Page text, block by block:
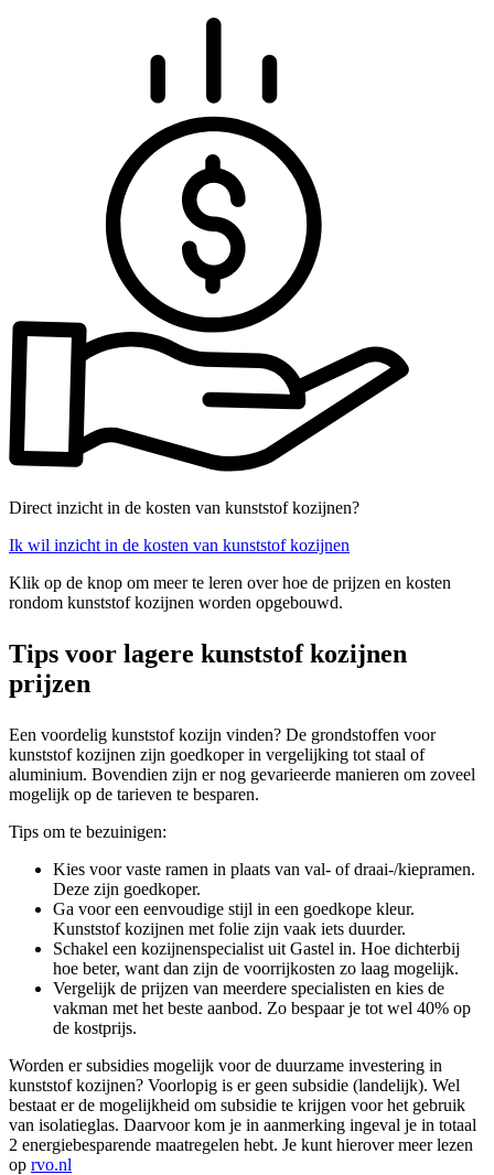
Direct inzicht in de kosten van kunststof kozijnen?
Ik wil inzicht in de kosten van kunststof kozijnen
Klik op de knop om meer te leren over hoe de prijzen en kosten
rondom kunststof kozijnen worden opgebouwd.
Tips voor lagere kunststof kozijnen
prijzen
Een voordelig kunststof kozijn vinden? De grondstoffen voor
kunststof kozijnen zijn goedkoper in vergelijking tot staal of
aluminium. Bovendien zijn er nog gevarieerde manieren om zoveel
mogelijk op de tarieven te besparen.
Tips om te bezuinigen:
Kies voor vaste ramen in plaats van val- of draai-/kiepramen.
Deze zijn goedkoper.
Ga voor een eenvoudige stijl in een goedkope kleur.
Kunststof kozijnen met folie zijn vaak iets duurder.
Schakel een kozijnenspecialist uit Gastel in. Hoe dichterbij
hoe beter, want dan zijn de voorrijkosten zo laag mogelijk.
Vergelijk de prijzen van meerdere specialisten en kies de
vakman met het beste aanbod. Zo bespaar je tot wel 40% op
de kostprijs.
Worden er subsidies mogelijk voor de duurzame investering in
kunststof kozijnen? Voorlopig is er geen subsidie (landelijk). Wel
bestaat er de mogelijkheid om subsidie te krijgen voor het gebruik
van isolatieglas. Daarvoor kom je in aanmerking ingeval je in totaal
2 energiebesparende maatregelen hebt. Je kunt hierover meer lezen
op rvo.nl